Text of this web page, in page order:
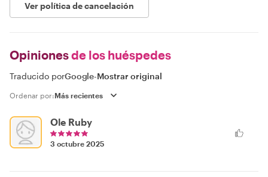
Ver política de cancelación
Opinionesde los huéspedes
Traducido porGoogle-Mostrar original
Ordenar por:
Ole Ruby
3 octubre 2025